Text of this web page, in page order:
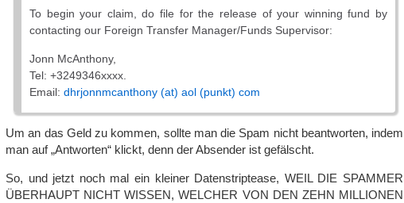
To begin your claim, do file for the release of your winning fund by
contacting our Foreign Transfer Manager/Funds Supervisor:
Jonn McAnthony,
Tel: +3249346xxxx.
Email: dhrjonnmcanthony (at) aol (punkt) com
Um an das Geld zu kommen, sollte man die Spam nicht beantworten, indem
man auf „Antworten“ klickt, denn der Absender ist gefälscht.
So, und jetzt noch mal ein kleiner Datenstriptease, WEIL DIE SPAMMER
ÜBERHAUPT NICHT WISSEN, WELCHER VON DEN ZEHN MILLIONEN